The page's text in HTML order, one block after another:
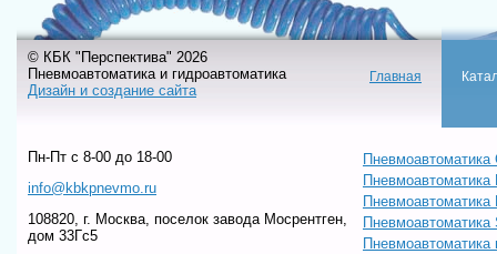
© КБК "Перспектива" 2026
Пневмоавтоматика и гидроавтоматика
Дизайн и создание сайта
Главная
Пн-Пт c 8-00 до 18-00
info@kbkpnevmo.ru
108820, г. Москва, поселок завода Мосрентген,
дом 33Гс5
Пневмоавтоматика
Пневмоавтоматика
Пневмоавтоматика
Пневмоавтоматика